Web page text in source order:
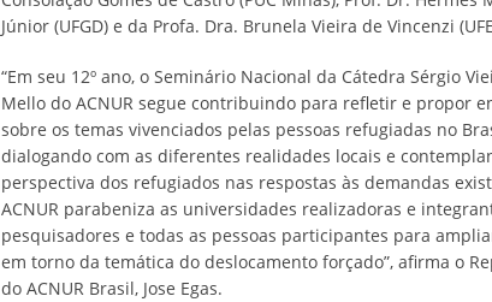
Júnior (UFGD) e da Profa. Dra. Brunela Vieira de Vincenzi
“Em seu 12º ano, o Seminário Nacional da Cátedra Sérgio
Mello do ACNUR segue contribuindo para refletir e propor
sobre os temas vivenciados pelas pessoas refugiadas no
dialogando com as diferentes realidades locais e
perspectiva dos refugiados nas respostas às demandas
ACNUR parabeniza as universidades realizadoras e
pesquisadores e todas as pessoas participantes para
em torno da temática do deslocamento forçado”, afirma o
do ACNUR Brasil, Jose Egas.